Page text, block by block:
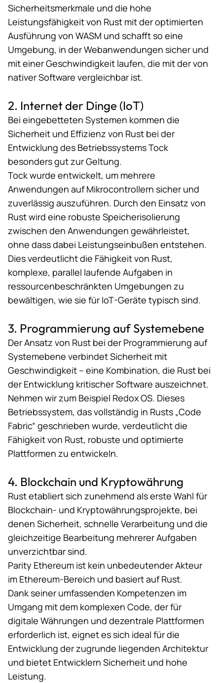
Sicherheitsmerkmale und die hohe
Leistungsfähigkeit von Rust mit der optimierten
Ausführung von WASM und schafft so eine
Umgebung, in der Webanwendungen sicher und
mit einer Geschwindigkeit laufen, die mit der von
nativer Software vergleichbar ist.
2. Internet der Dinge (IoT)
Bei eingebetteten Systemen kommen die
Sicherheit und Effizienz von Rust bei der
Entwicklung des Betriebssystems Tock
besonders gut zur Geltung.
Tock wurde entwickelt, um mehrere
Anwendungen auf Mikrocontrollern sicher und
zuverlässig auszuführen. Durch den Einsatz von
Rust wird eine robuste Speicherisolierung
zwischen den Anwendungen gewährleistet,
ohne dass dabei Leistungseinbußen entstehen.
Dies verdeutlicht die Fähigkeit von Rust,
komplexe, parallel laufende Aufgaben in
ressourcenbeschränkten Umgebungen zu
bewältigen, wie sie für IoT-Geräte typisch sind.
3. Programmierung auf Systemebene
Der Ansatz von Rust bei der Programmierung auf
Systemebene verbindet Sicherheit mit
Geschwindigkeit – eine Kombination, die Rust bei
der Entwicklung kritischer Software auszeichnet.
Nehmen wir zum Beispiel Redox OS. Dieses
Betriebssystem, das vollständig in Rusts „Code
Fabric“ geschrieben wurde, verdeutlicht die
Fähigkeit von Rust, robuste und optimierte
Plattformen zu entwickeln.
4. Blockchain und Kryptowährung
Rust etabliert sich zunehmend als erste Wahl für
Blockchain- und Kryptowährungsprojekte, bei
denen Sicherheit, schnelle Verarbeitung und die
gleichzeitige Bearbeitung mehrerer Aufgaben
unverzichtbar sind.
Parity Ethereum ist kein unbedeutender Akteur
im Ethereum-Bereich und basiert auf Rust.
Dank seiner umfassenden Kompetenzen im
Umgang mit dem komplexen Code, der für
digitale Währungen und dezentrale Plattformen
erforderlich ist, eignet es sich ideal für die
Entwicklung der zugrunde liegenden Architektur
und bietet Entwicklern Sicherheit und hohe
Leistung.